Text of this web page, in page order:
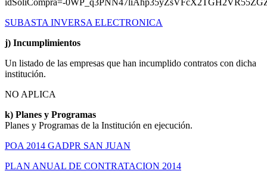
SUBASTA INVERSA ELECTRONICA
j) Incumplimientos
Un listado de las empresas que han incumplido contratos con dicha
institución.
NO APLICA
k) Planes y Programas
Planes y Programas de la Institución en ejecución.
POA 2014 GADPR SAN JUAN
PLAN ANUAL DE CONTRATACION 2014